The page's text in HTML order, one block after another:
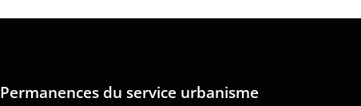
Permanences du service urbanisme